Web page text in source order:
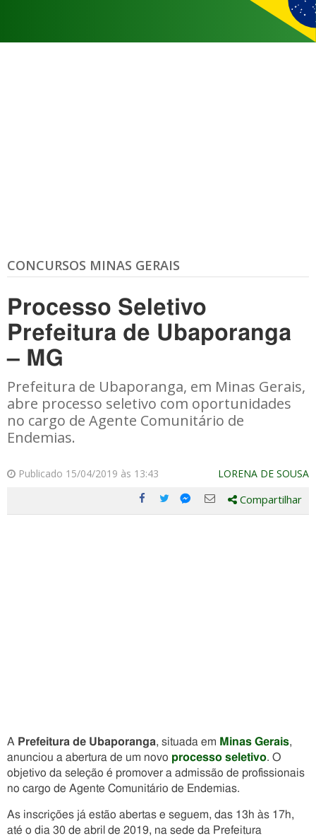
CONCURSOS MINAS GERAIS
Processo Seletivo
Prefeitura de Ubaporanga
– MG
Prefeitura de Ubaporanga, em Minas Gerais,
abre processo seletivo com oportunidades
no cargo de Agente Comunitário de
Endemias.
Publicado 15/04/2019 às 13:43 LORENA DE SOUSA
Compartilhe
Compartilhe
Compartilhe
Compartilhe
Compartilhar
A Prefeitura de Ubaporanga, situada em Minas Gerais,
anunciou a abertura de um novo processo seletivo. O
objetivo da seleção é promover a admissão de profissionais
no cargo de Agente Comunitário de Endemias.
As inscrições já estão abertas e seguem, das 13h às 17h,
até o dia 30 de abril de 2019, na sede da Prefeitura